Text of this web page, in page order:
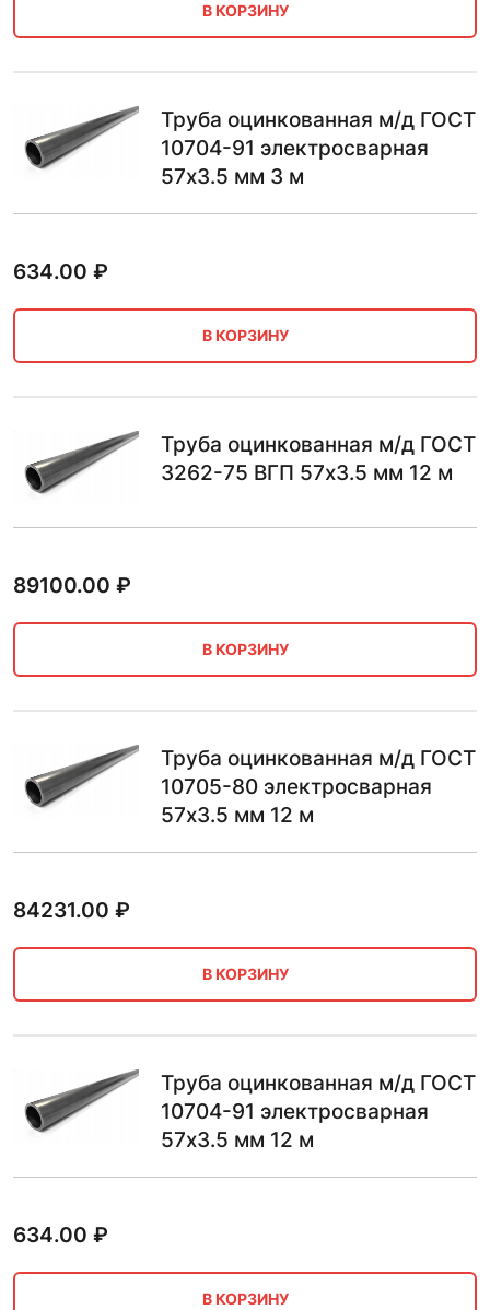
В КОРЗИНУ
Труба оцинкованная м/д ГОСТ
10704-91 электросварная
57х3.5 мм 3 м
634.00 ₽
В КОРЗИНУ
Труба оцинкованная м/д ГОСТ
3262-75 ВГП 57х3.5 мм 12 м
89100.00 ₽
В КОРЗИНУ
Труба оцинкованная м/д ГОСТ
10705-80 электросварная
57х3.5 мм 12 м
84231.00 ₽
В КОРЗИНУ
Труба оцинкованная м/д ГОСТ
10704-91 электросварная
57х3.5 мм 12 м
634.00 ₽
В КОРЗИНУ